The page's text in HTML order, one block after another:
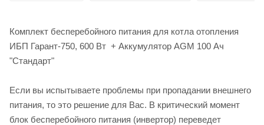
Комплект бесперебойного питания для котла отопления
ИБП Гарант-750, 600 Вт + Аккумулятор AGM 100 Ач
"Стандарт"
Если вы испытываете проблемы при пропадании внешнего
питания, то это решение для Вас. В критический момент
блок бесперебойного питания (инвертор) переведет